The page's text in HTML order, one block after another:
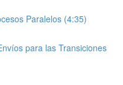
Paralelos (4:35)
para las Transiciones